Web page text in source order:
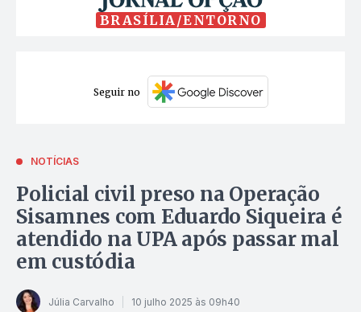
BRASÍLIA/ENTORNO
Seguir no
NOTÍCIAS
Policial civil preso na Operação
Sisamnes com Eduardo Siqueira é
atendido na UPA após passar mal
em custódia
Júlia Carvalho 10 julho 2025 às 09h40